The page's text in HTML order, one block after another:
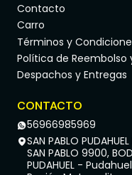
Contacto
Carro
Términos y
Política de Reembolso
Despachos y Entregas
CONTACTO
56966985969
SAN PABLO
SAN PABLO 9900,
PUDAHUEL - Pudahuel